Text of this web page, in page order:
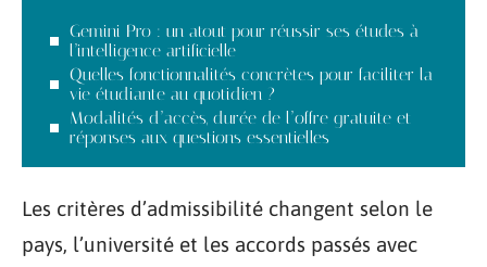
Gemini Pro : un atout pour réussir ses études à
l’intelligence artificielle
Quelles fonctionnalités concrètes pour faciliter la
vie étudiante au quotidien ?
Modalités d’accès, durée de l’offre gratuite et
réponses aux questions essentielles
Les critères d’admissibilité changent selon le
pays, l’université et les accords passés avec